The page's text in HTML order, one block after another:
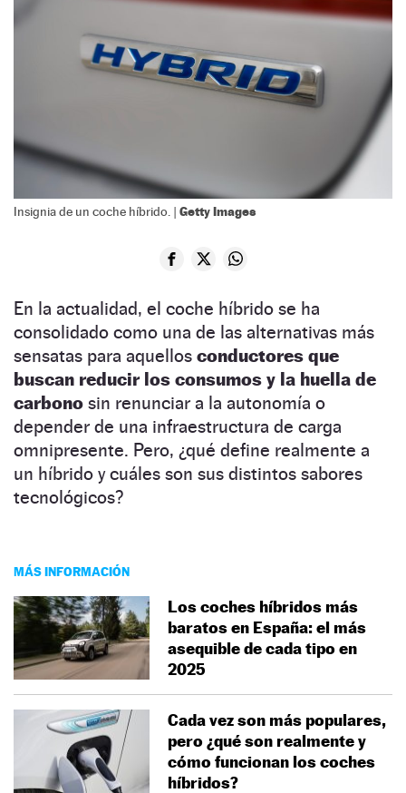
Insignia de un coche híbrido. | Getty Images
En la actualidad, el coche híbrido se ha
consolidado como una de las alternativas más
sensatas para aquellos conductores que
buscan reducir los consumos y la huella de
carbono sin renunciar a la autonomía o
depender de una infraestructura de carga
omnipresente. Pero, ¿qué define realmente a
un híbrido y cuáles son sus distintos sabores
tecnológicos?
MÁS INFORMACIÓN
Los coches híbridos más
baratos en España: el más
asequible de cada tipo en
2025
Cada vez son más populares,
pero ¿qué son realmente y
cómo funcionan los coches
híbridos?